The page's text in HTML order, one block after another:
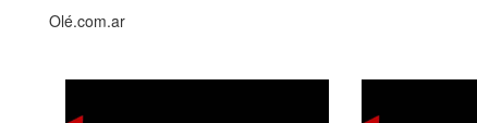
Olé.com.ar